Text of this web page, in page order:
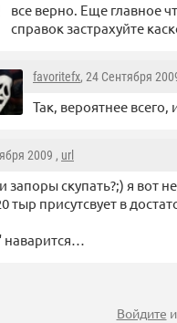
все верно. Еще главное
справок застрахуйте
favoritefx, 24 Сентября
Так, вероятнее всего,
2009 , url
скупать?;) я вот
тыр присутсвует в
наварится…
Войдите